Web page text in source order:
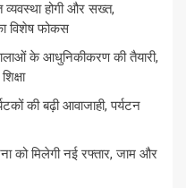
व्यवस्था होगी और सख्त,
विशेष फोकस
के आधुनिकीकरण की तैयारी,
की बढ़ी आवाजाही, पर्यटन
को मिलेगी नई रफ्तार, जाम और